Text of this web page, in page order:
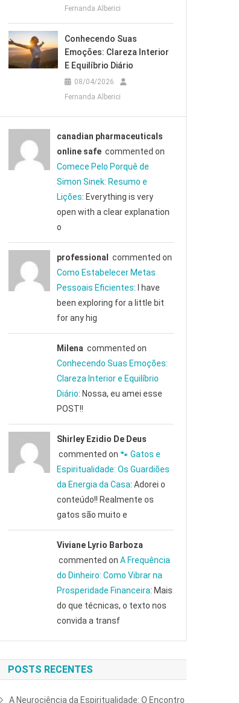
Fernanda Alberici
Conhecendo Suas
Emoções: Clareza Interior
E Equilíbrio Diário
08/04/2026
Fernanda Alberici
canadian pharmaceuticals
online safecommented on
Comece Pelo Porquê de
Simon Sinek: Resumo e
Lições: Everything is very
open with a clear explanation
o
professional
commented on
Como Estabelecer Metas
Pessoais Eficientes: I have
been exploring for a little bit
for any hig
Milena commented on
Conhecendo Suas Emoções:
Clareza Interior e Equilíbrio
Diário: Nossa, eu amei esse
POST!!
Shirley Ezidio De Deus
commented on 🐾 Gatos e
Espiritualidade: Os Guardiões
da Energia da Casa: Adorei o
conteúdo!! Realmente os
gatos são muito e
Viviane Lyrio Barboza
commented on A Frequência
do Dinheiro: Como Vibrar na
Prosperidade Financeira: Mais
do que técnicas, o texto nos
convida a transf
POSTS RECENTES
A Neurociência da Espiritualidade: O Encontro